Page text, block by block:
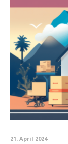
21. April 2024